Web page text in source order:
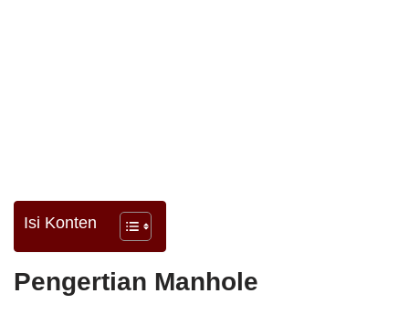
Isi Konten
Pengertian Manhole